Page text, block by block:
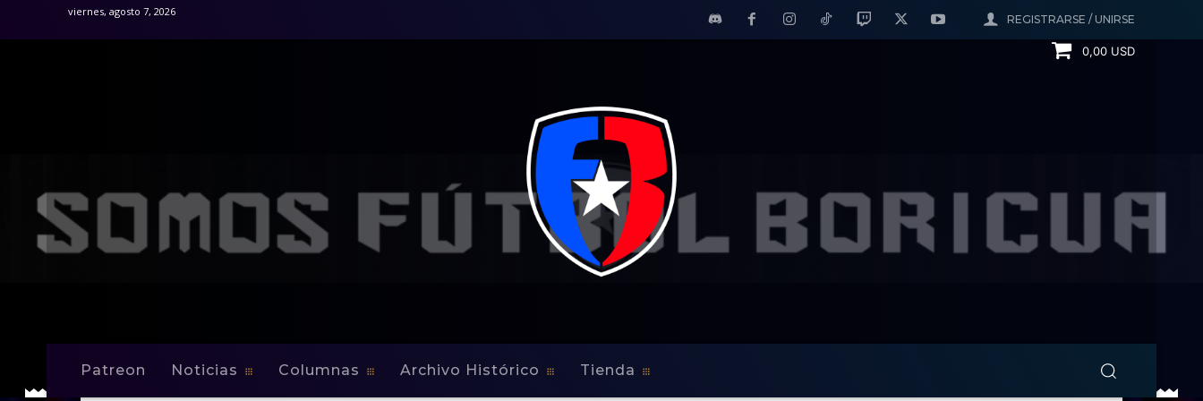
REGISTRARSE / UNIRSE
viernes, agosto 7, 2026
0,00 USD
Patreon Noticias Columnas Archivo Histórico Tienda